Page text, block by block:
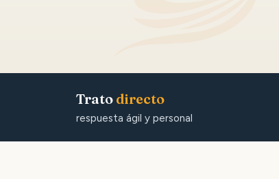
Trato directo
respuesta ágil y personal